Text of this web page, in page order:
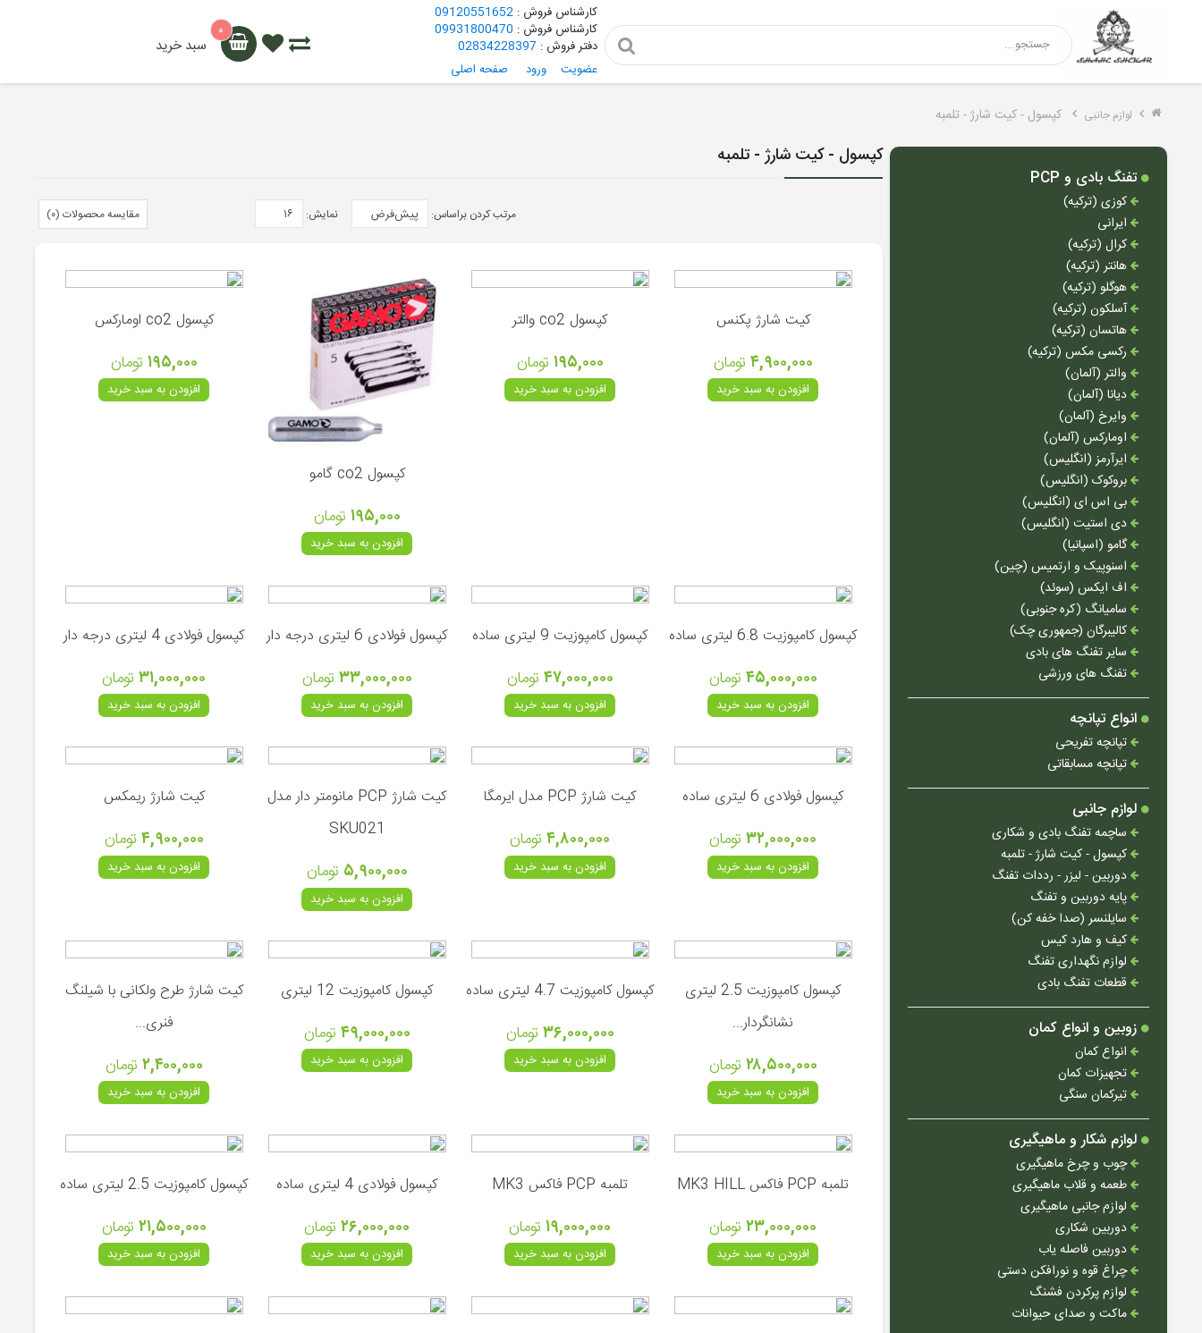
کارشناس فروش : 09120551652
کارشناس فروش : 09931800470
دفتر فروش : 02834228397
عضویت
ورود صفحه اصلی
۰
سبد خرید
لوازم جانبی کپسول - کیت شارژ - تلمبه
تفنگ بادی و PCP
کوزی (ترکیه)
ایرانی
کرال (ترکیه)
هانتر (ترکیه)
هوگلو (ترکیه)
آسلکون (ترکیه)
هاتسان (ترکیه)
رکسی مکس (ترکیه)
والتر (آلمان)
دیانا (آلمان)
وایرخ (آلمان)
اومارکس (آلمان)
ایرآرمز (انگلیس)
بروکوک (انگلیس)
بی اس ای (انگلیس)
دی استیت (انگلیس)
گامو (اسپانیا)
اسنوپیک و ارتمیس (چین)
اف ایکس (سوئد)
سامیانگ (کره جنوبی)
کالیبرگان (جمهوری چک)
سایر تفنگ های بادی
تفنگ های ورزشی
انواع تپانچه
تپانچه تفریحی
تپانچه مسابقاتی
لوازم جانبی
ساچمه تفنگ بادی و شکاری
کپسول - کیت شارژ - تلمبه
دوربین - لیزر - رددات تفنگ
پایه دوربین و تفنگ
سایلنسر (صدا خفه کن)
کیف و هارد کیس
لوازم نگهداری تفنگ
قطعات تفنگ بادی
زوبین و انواع کمان
انواع کمان
تجهیزات کمان
تیرکمان سنگی
لوازم شکار و ماهیگیری
چوب و چرخ ماهیگیری
طعمه و قلاب ماهیگیری
لوازم جانبی ماهیگیری
دوربین شکاری
دوربین فاصله یاب
چراغ قوه و نورافکن دستی
لوازم پرکردن فشنگ
ماکت و صدای حیوانات
کپسول - کیت شارژ - تلمبه
مرتب کردن براساس: نمایش: مقایسه محصولات (۰)
کیت شارژ پکنس
۴,۹۰۰,۰۰۰ تومان
افزودن به سبد خرید
کپسول co2 والتر
۱۹۵,۰۰۰ تومان
افزودن به سبد خرید
کپسول co2 گامو
۱۹۵,۰۰۰ تومان
افزودن به سبد خرید
کپسول co2 اومارکس
۱۹۵,۰۰۰ تومان
افزودن به سبد خرید
کپسول کامپوزیت 6.8 لیتری ساده
۴۵,۰۰۰,۰۰۰ تومان
افزودن به سبد خرید
کپسول کامپوزیت 9 لیتری ساده
۴۷,۰۰۰,۰۰۰ تومان
افزودن به سبد خرید
کپسول فولادی 6 لیتری درجه دار
۳۳,۰۰۰,۰۰۰ تومان
افزودن به سبد خرید
کپسول فولادی 4 لیتری درجه دار
۳۱,۰۰۰,۰۰۰تومان
افزودن به سبد خرید
کپسول فولادی 6 لیتری ساده
۳۲,۰۰۰,۰۰۰تومان
افزودن به سبد خرید
کیت شارژ PCP مدل ایرمگا
۴,۸۰۰,۰۰۰تومان
افزودن به سبد خرید
کیت شارژ PCP مانومتر دار مدل
SKU021
۵,۹۰۰,۰۰۰ تومان
افزودن به سبد خرید
کیت شارژ ریمکس
۴,۹۰۰,۰۰۰ تومان
افزودن به سبد خرید
کپسول کامپوزیت 2.5 لیتری
نشانگردار...
۲۸,۵۰۰,۰۰۰ تومان
افزودن به سبد خرید
کپسول کامپوزیت 4.7 لیتری ساده
۳۶,۰۰۰,۰۰۰ تومان
افزودن به سبد خرید
کپسول کامپوزیت 12 لیتری
۴۹,۰۰۰,۰۰۰ تومان
افزودن به سبد خرید
کیت شارژ طرح ولکانی با شیلنگ
فنری...
۲,۴۰۰,۰۰۰ تومان
افزودن به سبد خرید
تلمبه PCP فاکس MK3 HILL
۲۳,۰۰۰,۰۰۰تومان
افزودن به سبد خرید
تلمبه PCP فاکس MK3
۱۹,۰۰۰,۰۰۰تومان
افزودن به سبد خرید
کپسول فولادی 4 لیتری ساده
۲۶,۰۰۰,۰۰۰تومان
افزودن به سبد خرید
کپسول کامپوزیت 2.5 لیتری ساده
۲۱,۵۰۰,۰۰۰ تومان
افزودن به سبد خرید